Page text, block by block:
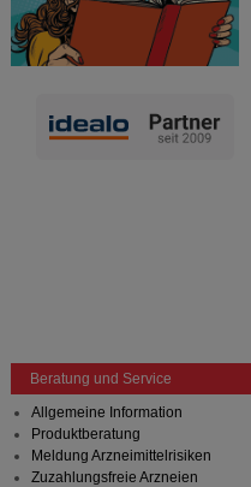
Beratung und Service
Allgemeine Information
Produktberatung
Meldung Arzneimittelrisiken
Zuzahlungsfreie Arzneien